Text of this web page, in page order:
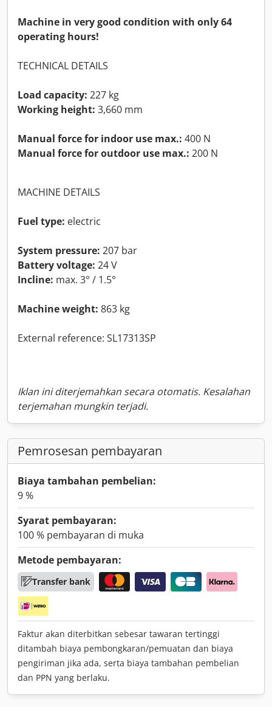
Machine in very good condition with only 64
operating hours!
TECHNICAL DETAILS
Load capacity: 227 kg
Working height: 3,660 mm
Manual force for indoor use max.: 400 N
Manual force for outdoor use max.: 200 N
MACHINE DETAILS
Fuel type: electric
System pressure: 207 bar
Battery voltage: 24 V
Incline: max. 3° / 1.5°
Machine weight: 863 kg
External reference: SL17313SP
Iklan ini diterjemahkan secara otomatis. Kesalahan
terjemahan mungkin terjadi.
Pemrosesan pembayaran
Biaya tambahan pembelian:
9 %
Syarat pembayaran:
100 % pembayaran di muka
Metode pembayaran:
Transfer bank
Faktur akan diterbitkan sebesar tawaran tertinggi
ditambah biaya pembongkaran/pemuatan dan biaya
pengiriman jika ada, serta biaya tambahan pembelian
dan PPN yang berlaku.